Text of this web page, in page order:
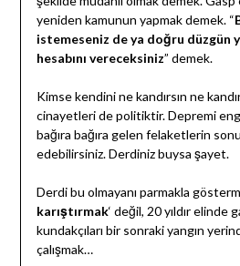
yeniden kamunun yapmak demek. “
istemeseniz de ya doğru düzgün
hesabını vereceksiniz” demek.
Kimse kendini ne kandırsın ne
cinayetleri de politiktir. Depremi
bağıra bağıra gelen felaketlerin
edebilirsiniz. Derdiniz buysa şayet.
Derdi bu olmayanı parmakla
karıştırmak‘ değil, 20 yıldır elinde
kundakçıları bir sonraki yangın
çalışmak…